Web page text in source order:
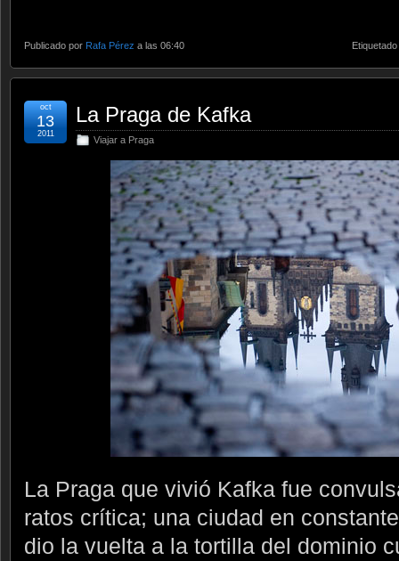
Publicado por Rafa Pérez a las 06:40
La Praga de Kafka
Viajar a Praga
oct
13
2011
La Praga que vivió Kafka fue
ratos crítica; una ciudad en
dio la vuelta a la tortilla del dominio